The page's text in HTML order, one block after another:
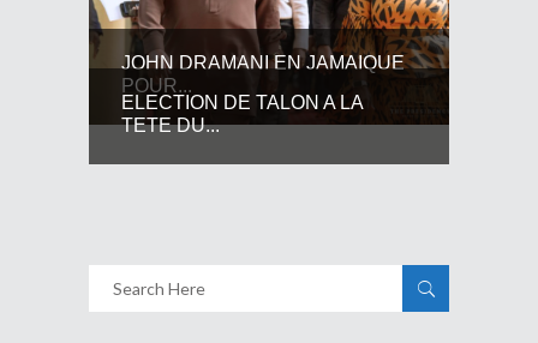
JOHN DRAMANI EN JAMAIQUE
POUR...
ELECTION DE TALON A LA
TETE DU...